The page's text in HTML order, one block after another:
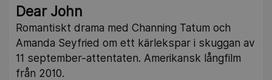
Dear John
Romantiskt drama med Channing Tatum och
Amanda Seyfried om ett kärlekspar i skuggan av
11 september-attentaten. Amerikansk långfilm
från 2010.